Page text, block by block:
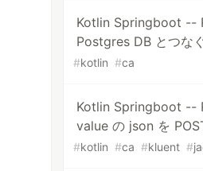
Kotlin Springboot --
Postgres DB とつな
#kotlin #ca
Kotlin Springboot --
value の json を
#kotlin #ca #kluent #